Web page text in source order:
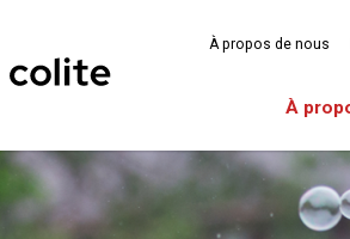
À
À propos de nous